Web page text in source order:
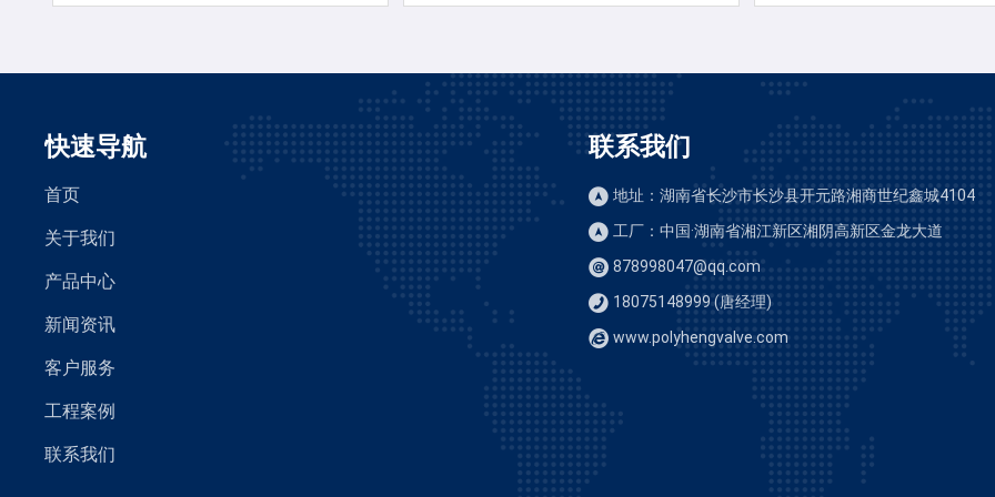
快速导航
首页
关于我们
产品中心
新闻资讯
客户服务
工程案例
联系我们
联系我们
地址：湖南省长沙市长沙县开元路湘商世纪鑫城4104
工厂：中国·湖南省湘江新区湘阴高新区金龙大道
878998047@qq.com
18075148999 (唐经理)
www.polyhengvalve.com